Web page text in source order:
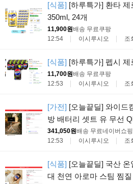
[식품] [하루특가] 환타
350ml, 24개
11,900원배송 무료쿠팡
12:54
이시루시오 조
[식품] [하루특가] 펩시 제
11,700원배송 무료쿠팡
12:53
이시루시오 조
[가전] [오늘끝딜] 와이드
방 배터리 셋트 유 무선
341,050원배송 무료네이버쇼핑
12:53
이시루시오 조
[식품] [오늘끝딜] 국산
대 천연 아로마 스팀 찜